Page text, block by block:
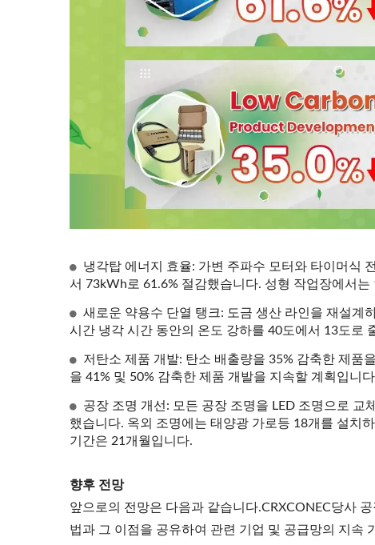
냉각탑 에너지 효율: 가변 주파수 모터와 타이머식
서 73kWh로 61.6% 절감했습니다. 성형 작업장에서
새로운 약용수 단열 탱크: 도금 생산 라인을 재설계
시간 냉각 시간 동안의 온도 강하를 40도에서 13도로
저탄소 제품 개발: 탄소 배출량을 35% 감축한 제품
을 41% 및 50% 감축한 제품 개발을 지속할 계획입니
공장 조명 개선: 모든 공장 ​​조명을 LED 조명으로
했습니다. 옥외 조명에는 태양광 가로등 18개를 설치
기간은 21개월입니다.
향후 전망
앞으로의 전망은 다음과 같습니다.CRXCONEC당사
법과 그 이점을 공유하여 관련 기업 및 공급망의 지속